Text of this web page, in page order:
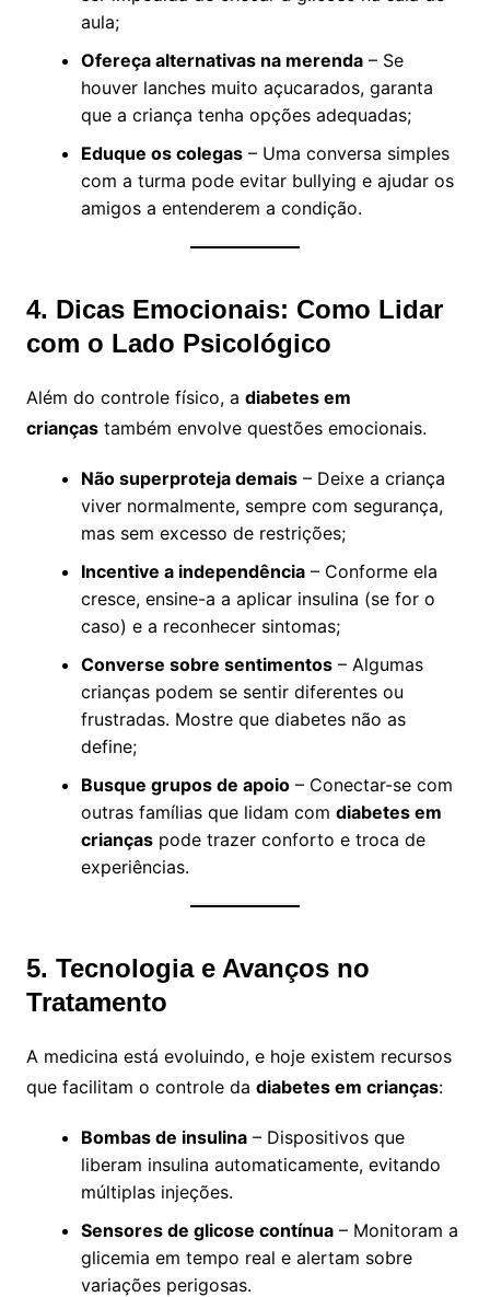
aula;
Ofereça alternativas na merenda– Se
houver lanches muito açucarados, garanta
que a criança tenha opções adequadas;
Eduque os colegas– Uma conversa simples
com a turma pode evitar bullying e ajudar os
amigos a entenderem a condição.
4. Dicas Emocionais: Como Lidar
com o Lado Psicológico
Além do controle físico, a diabetes em
criançastambém envolve questões emocionais.
Não superproteja demais– Deixe a criança
viver normalmente, sempre com segurança,
mas sem excesso de restrições;
Incentive a independência– Conforme ela
cresce, ensine-a a aplicar insulina (se for o
caso) e a reconhecer sintomas;
Converse sobre sentimentos– Algumas
crianças podem se sentir diferentes ou
frustradas. Mostre que diabetes não as
define;
Busque grupos de apoio– Conectar-se com
outras famílias que lidam com diabetes em
criançaspode trazer conforto e troca de
experiências.
5. Tecnologia e Avanços no
Tratamento
A medicina está evoluindo, e hoje existem recursos
que facilitam o controle da diabetes em crianças:
Bombas de insulina– Dispositivos que
liberam insulina automaticamente, evitando
múltiplas injeções.
Sensores de glicose contínua– Monitoram a
glicemia em tempo real e alertam sobre
variações perigosas.